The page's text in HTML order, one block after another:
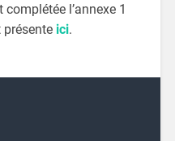
l’annexe 1
présente ici.